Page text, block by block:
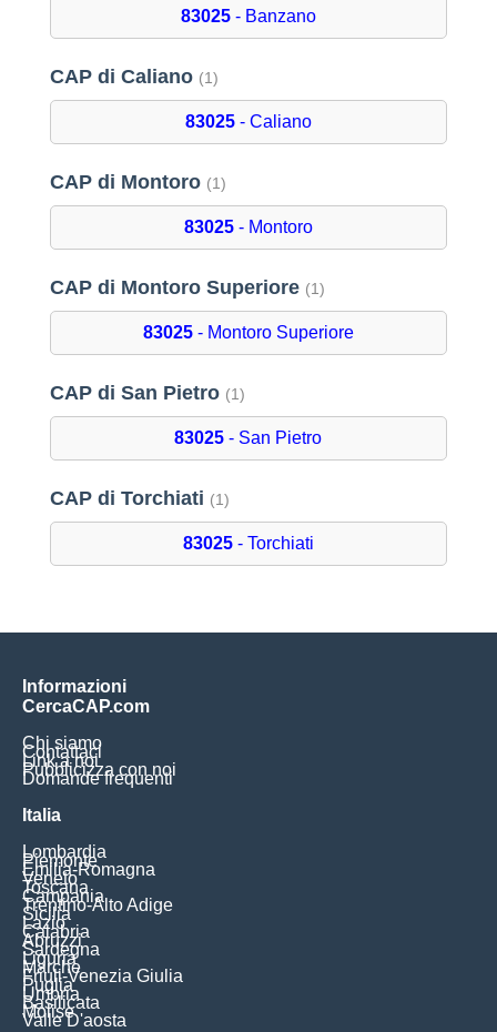
83025- Banzano
CAP di Caliano (1)
83025- Caliano
CAP di Montoro (1)
83025- Montoro
CAP di Montoro Superiore (1)
83025- Montoro Superiore
CAP di San Pietro (1)
83025 - San Pietro
CAP di Torchiati (1)
83025- Torchiati
Informazioni
CercaCAP.com
Chi siamo
Contattaci
Link a noi
Pubblicizza con noi
Domande frequenti
Italia
Lombardia
Piemonte
Emilia-Romagna
Veneto
Toscana
Campania
Trentino-Alto Adige
Sicilia
Lazio
Calabria
Abruzzi
Sardegna
Liguria
Marche
Friuli-Venezia Giulia
Puglia
Umbria
Basilicata
Molise
Valle D'aosta